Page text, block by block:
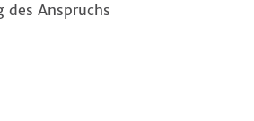
des Anspruchs